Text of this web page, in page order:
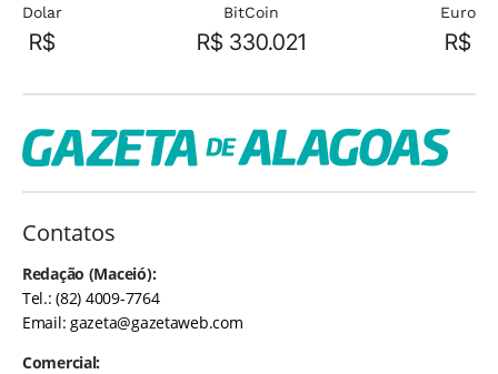
Dolar
R$
BitCoin
R$ 330.021
Euro
R$
Contatos
Redação (Maceió):
Tel.: (82) 4009-7764
Email:gazeta@gazetaweb.com
Comercial: